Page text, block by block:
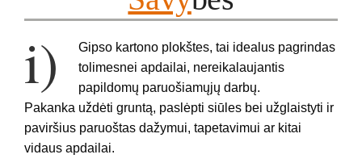
i)
Gipso kartono plokštes, tai idealus pagrindas
tolimesnei apdailai, nereikalaujantis
papildomų paruošiamųjų darbų.
Pakanka uždėti gruntą, paslėpti siūles bei užglaistyti ir
paviršius paruoštas dažymui, tapetavimui ar kitai
vidaus apdailai.